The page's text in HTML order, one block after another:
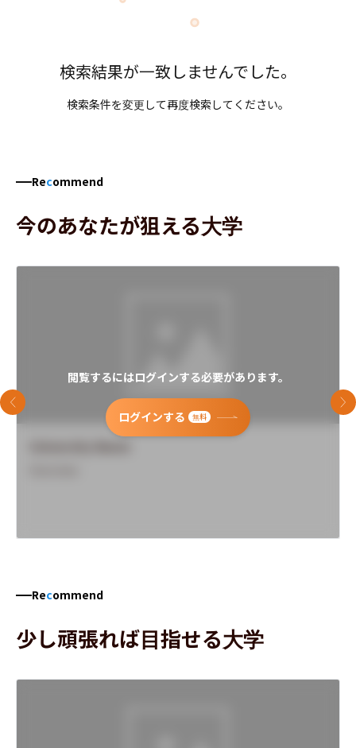
検索結果が一致しませんでした。
検索条件を変更して再度検索してください。
Recommend
今のあなたが狙える大学
閲覧するにはログインする必要があります。
ログインする 無料
前のスライド 次
Recommend
少し頑張れば目指せる大学